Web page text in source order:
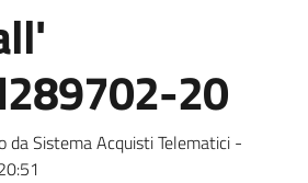
20
da Sistema Acquisti Telematici -